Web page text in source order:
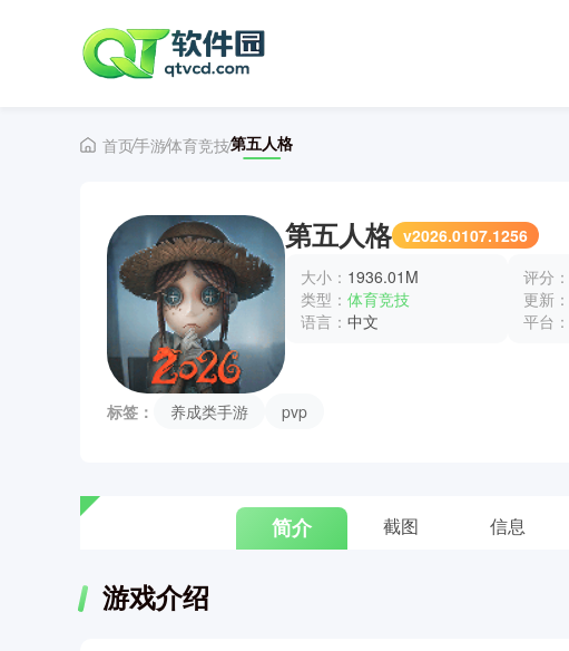
首页手游体育竞技第五人格
第五人格 v2026.0107.1256
大小： 1936.01M
类型： 体育竞技
语言： 中文
评分：
更新：
平台：
标签： 养成类手游 pvp
简介 截图 信息
游戏介绍